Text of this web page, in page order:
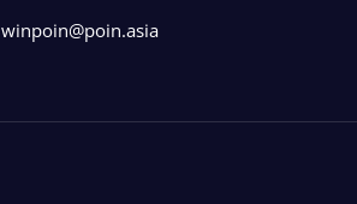
winpoin@poin.asia